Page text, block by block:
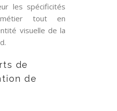
les spécificités
tout en
visuelle de la
de
de